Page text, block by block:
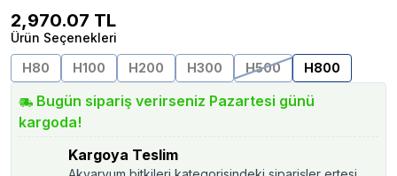
2,970.07 TL
Ürün Seçenekleri
H80
H100 H200 H300 H500 H800
Bugün sipariş verirseniz Pazartesi günü
kargoda!
Kargoya Teslim